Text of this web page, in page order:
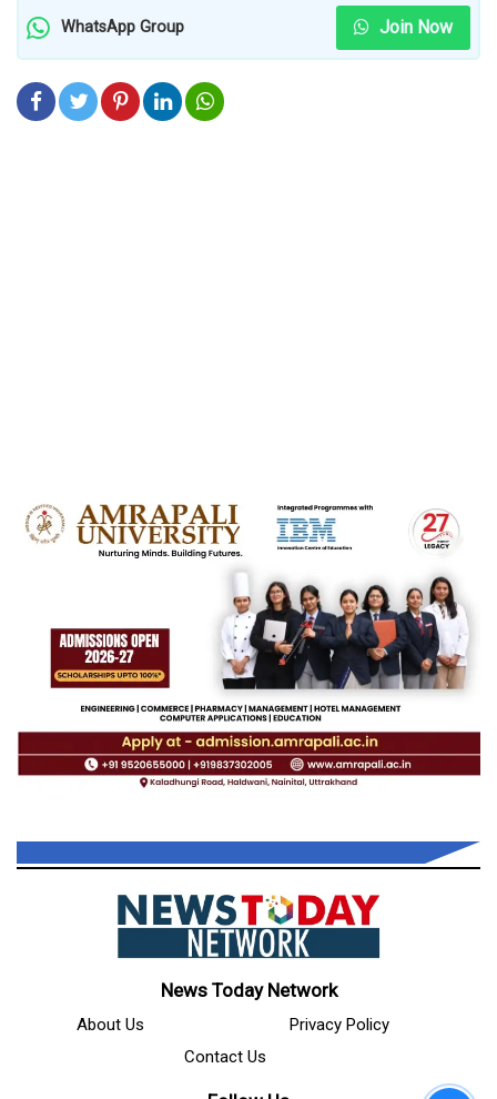
WhatsApp Group Join Now
News Today Network
About Us
Privacy Policy
Contact Us